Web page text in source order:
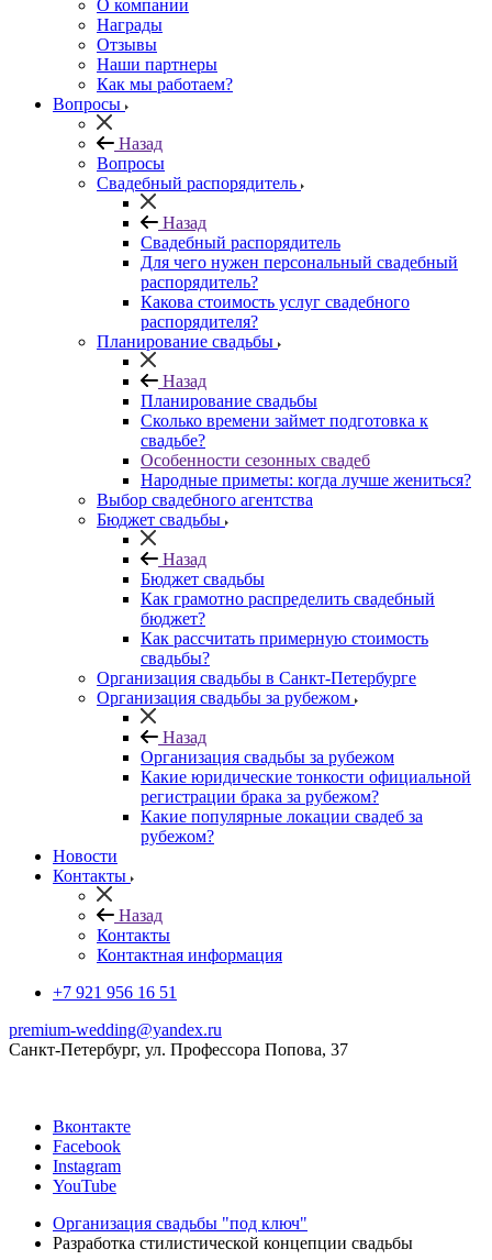
О компании
Награды
Отзывы
Наши партнеры
Как мы работаем?
Вопросы
Назад
Вопросы
Свадебный распорядитель
Назад
Свадебный распорядитель
Для чего нужен персональный свадебный
распорядитель?
Какова стоимость услуг свадебного
распорядителя?
Планирование свадьбы
Назад
Планирование свадьбы
Сколько времени займет подготовка к
свадьбе?
Особенности сезонных свадеб
Народные приметы: когда лучше жениться?
Выбор свадебного агентства
Бюджет свадьбы
Назад
Бюджет свадьбы
Как грамотно распределить свадебный
бюджет?
Как рассчитать примерную стоимость
свадьбы?
Организация свадьбы в Санкт-Петербурге
Организация свадьбы за рубежом
Назад
Организация свадьбы за рубежом
Какие юридические тонкости официальной
регистрации брака за рубежом?
Какие популярные локации свадеб за
рубежом?
Новости
Контакты
Назад
Контакты
Контактная информация
+7 921 956 16 51
premium-wedding@yandex.ru
Санкт-Петербург, ул. Профессора Попова, 37
Вконтакте
Facebook
Instagram
YouTube
Организация свадьбы "под ключ"
Разработка стилистической концепции свадьбы